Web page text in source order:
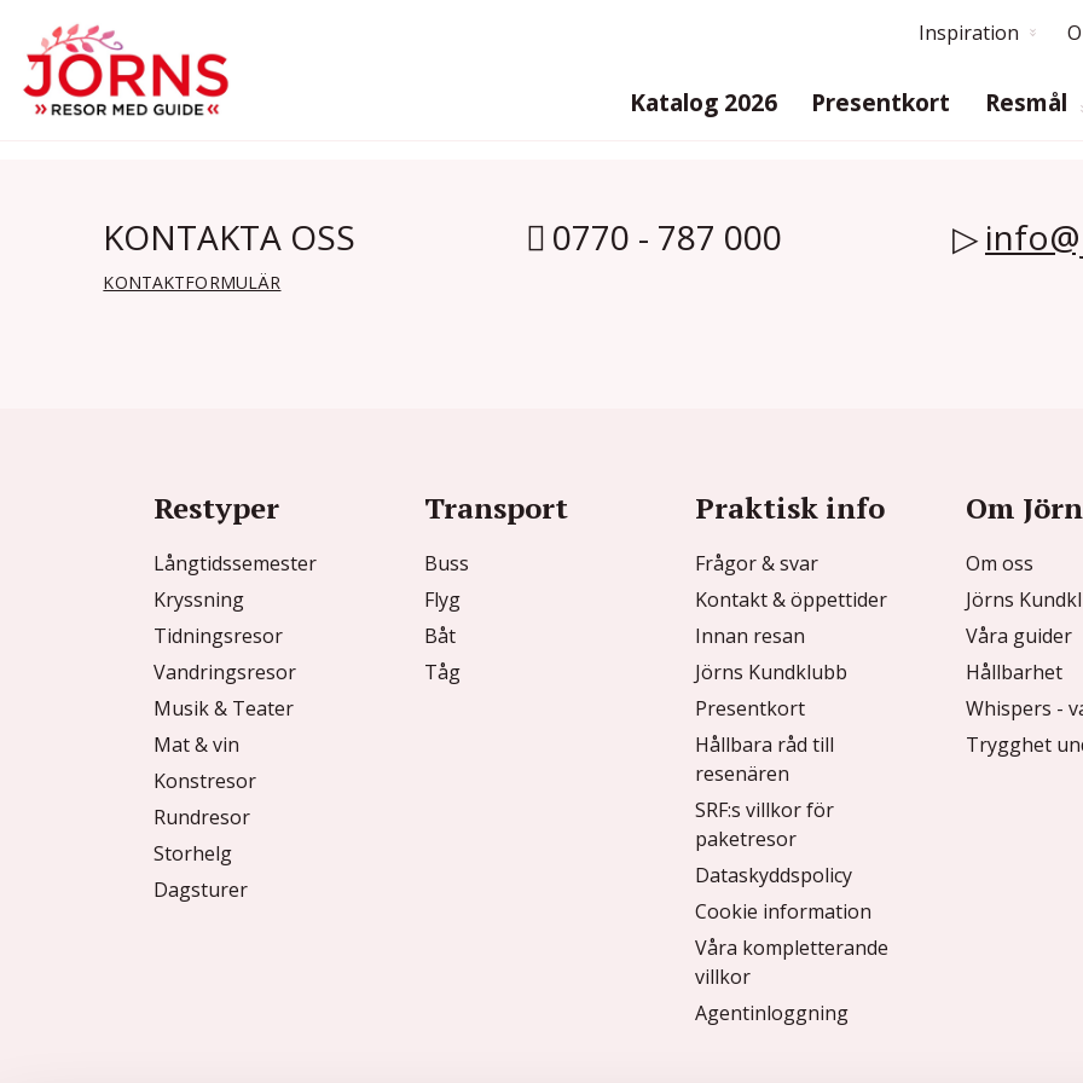
Inspiration
Katalog 2026 Presentkort Resmål
KONTAKTA OSS
KONTAKTFORMULÄR
0770 - 787 000
Restyper
Långtidssemester
Kryssning
Tidningsresor
Vandringsresor
Musik & Teater
Mat & vin
Konstresor
Rundresor
Storhelg
Dagsturer
Transport
Buss
Flyg
Båt
Tåg
Praktisk info
Frågor & svar
Kontakt & öppettider
Innan resan
Jörns Kundklubb
Presentkort
Hållbara råd till
resenären
SRF:s villkor för
paketresor
Dataskyddspolicy
Cookie information
Våra kompletterande
villkor
Agentinloggning
Om
Om oss
Jörns
Våra guider
Hållbarhet
Whispers -
Trygghet